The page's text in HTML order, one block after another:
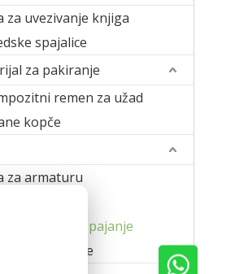
za uvezivanje knjiga
spajalice
za pakiranje
remen za užad
kopče
za armaturu
od žice za spajanje
za zavarivanje